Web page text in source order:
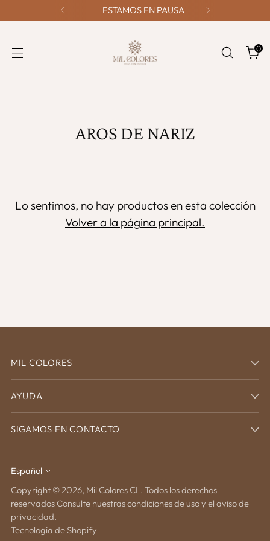
ESTAMOS EN PAUSA
0
AROS DE NARIZ
Lo sentimos, no hay productos en esta colección
Volver a la página principal.
MIL COLORES
AYUDA
SIGAMOS EN CONTACTO
idioma
Español
Copyright © 2026, Mil Colores CL. Todos los derechos
reservados Consulte nuestras condiciones de uso y el aviso de
privacidad.
Tecnología de Shopify